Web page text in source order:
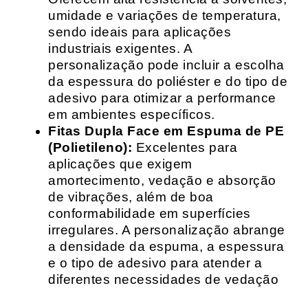
umidade e variações de temperatura,
sendo ideais para aplicações
industriais exigentes. A
personalização pode incluir a escolha
da espessura do poliéster e do tipo de
adesivo para otimizar a performance
em ambientes específicos.
Fitas Dupla Face em Espuma de PE
(Polietileno): Excelentes para
aplicações que exigem
amortecimento, vedação e absorção
de vibrações, além de boa
conformabilidade em superfícies
irregulares. A personalização abrange
a densidade da espuma, a espessura
e o tipo de adesivo para atender a
diferentes necessidades de vedação